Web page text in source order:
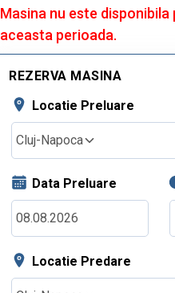
Masina nu este
aceasta perioada.
REZERVA MASINA
Locatie Preluare
Cluj-Napoca
Data Preluare
Locatie Predare